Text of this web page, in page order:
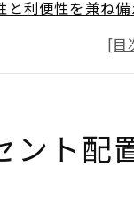
と利便性を兼ね
電源配置がもた
イアウトとコン
ーエクスペリエ
房設計には欠か
ト配